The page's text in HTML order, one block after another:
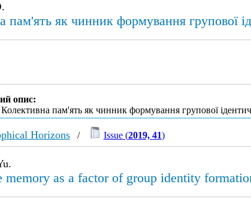
пам'ять як чинник формування групової
опис:
пам'ять як чинник формування групової
Horizons/ Issue (2019, 41)
memory as a factor of group identity